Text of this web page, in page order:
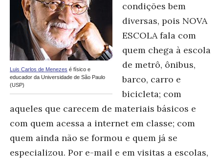
Luis Carlos de Menezes é físico e
educador da Universidade de São Paulo
(USP)
condições bem
diversas, pois NOVA
ESCOLA fala com
quem chega à escola
de metrô, ônibus,
barco, carro e
bicicleta; com
aqueles que carecem de materiais básicos e
com quem acessa a internet em classe; com
quem ainda não se formou e quem já se
especializou. Por e-mail e em visitas a escolas,